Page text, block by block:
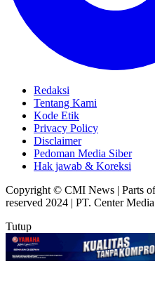
Redaksi
Tentang Kami
Kode Etik
Privacy Policy
Disclaimer
Pedoman Media Siber
Hak jawab & Koreksi
Copyright © CMI News | Parts
reserved 2024 | PT. Center
Tutup